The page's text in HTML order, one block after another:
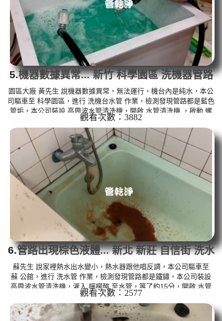
5.機器數據異常... 新竹 科學園區 洗機器管路
園區大廠 黃先生 說機器數據異常，無法運行，機台內是純水，本公
司驅車至 科學園區，進行 洗機台水管 作業，檢測發現管路都是藍色
管垢，本公司裝設 高周波水管清洗機，開啟 水管清洗機 ，啟動 螺
旋波 模式，一洗就流出髒水，突然變成藍色髒水，幾小時後，機器
數據正常了。 如是自來水，如水管老化，會產生鐵鏽跟泥沙堆積，
洗出來的水就會是咖啡色，地下水含有氧化錳，管壁上會結成黑色
管垢，洗出來的水會跟石油一樣黑，有些洗出綠色的水，是因為裡
面有銅的物質，生鏽產生銅綠，如是藍色的水，是因為水龍頭合金
的養化造成...
觀看次數：3882
6.管路出現棕色液體... 新北 新莊 自信街 洗水
管
蘇先生 說家裡熱水出水變小，熱水器跟他唱反調，本公司驅車至
蘇 公館，進行 洗水管 作業，檢測發現管路都是鐵鏽，本公司裝設
高周波水管清洗機，灌入 檸檬酸 至水管，等了約15分，開啟 水管
清洗機 ，啟動 螺旋波 模式，一洗就流出棕色鏽水，二個多小時後，
出水量恢復了。 如是自來水，如水管老化，會產生鐵鏽跟泥沙堆
積，洗出來的水就會是咖啡色，地下水含有氧化錳，管壁上會結成
觀看次數：2577